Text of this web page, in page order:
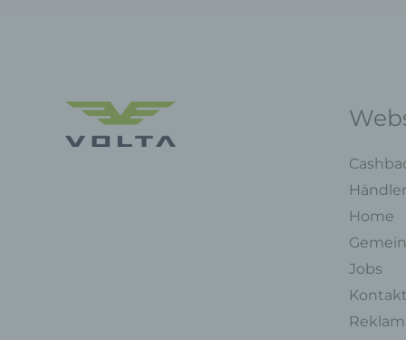
Home
Jobs
Kontakt